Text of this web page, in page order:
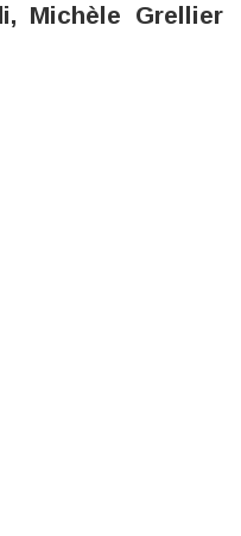
Michèle Grellier